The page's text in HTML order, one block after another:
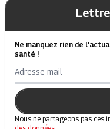
Ne manquez rien de
santé !
Adresse mail
Nous ne partageons pas ces